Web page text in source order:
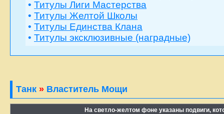
• Титулы Лиги Мастерства
• Титулы Желтой Школы
• Титулы Единства Клана
• Титулы эксклюзивные (наградные)
Танк » Властитель Мощи
На светло-желтом фоне указаны подвиги,